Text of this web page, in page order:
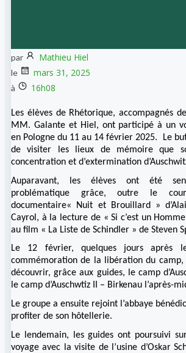
par Mathieu Hiel
le mars 31, 2025
à 16h08
Les élèves de Rhétorique, accompagnés
MM. Galante et Hiel, ont participé à un
en Pologne du 11 au 14 février 2025. Le
de visiter les lieux de mémoire que
concentration et d’extermination
Auparavant, les élèves ont été
problématique grâce, outre le
documentaire« Nuit et Brouillard »
Cayrol, à la lecture de « Si c’est un
au film « La Liste de Schindler » de Steven
Le 12 février, quelques jours après
commémoration de la libération du
découvrir, grâce aux guides, le camp
le camp d’Auschwtiz II – Birkenau l’après-
Le groupe a ensuite rejoint l’abbaye
profiter de son hôtellerie.
Le lendemain, les guides ont poursuivi
voyage avec la visite de l’usine d’Oskar